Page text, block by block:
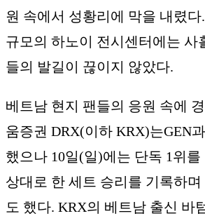
원 속에서 성황리에 막을 내렸다
규모의 하노이 전시센터에는 사
들의 발길이 끊이지 않았다.
베트남 현지 팬들의 응원 속에
움증권 DRX(이하 KRX)는GEN
했으나 10일(일)에는 단독 1위
상대로 한 세트 승리를 기록하며
도 했다. KRX의 베트남 출신 바